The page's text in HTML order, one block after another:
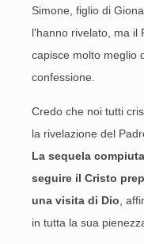
Simone, figlio di
l'hanno rivelato, ma il
capisce molto meglio
confessione.
Credo che noi tutti
la rivelazione del
La sequela
seguire il Cristo
una visita di Dio ,
in tutta la sua